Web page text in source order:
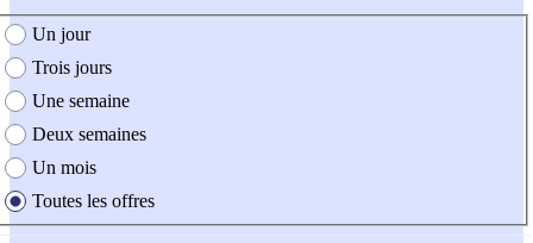
création de l'offre
Un jour
Trois jours
Une semaine
Deux semaines
Un mois
Toutes les offres